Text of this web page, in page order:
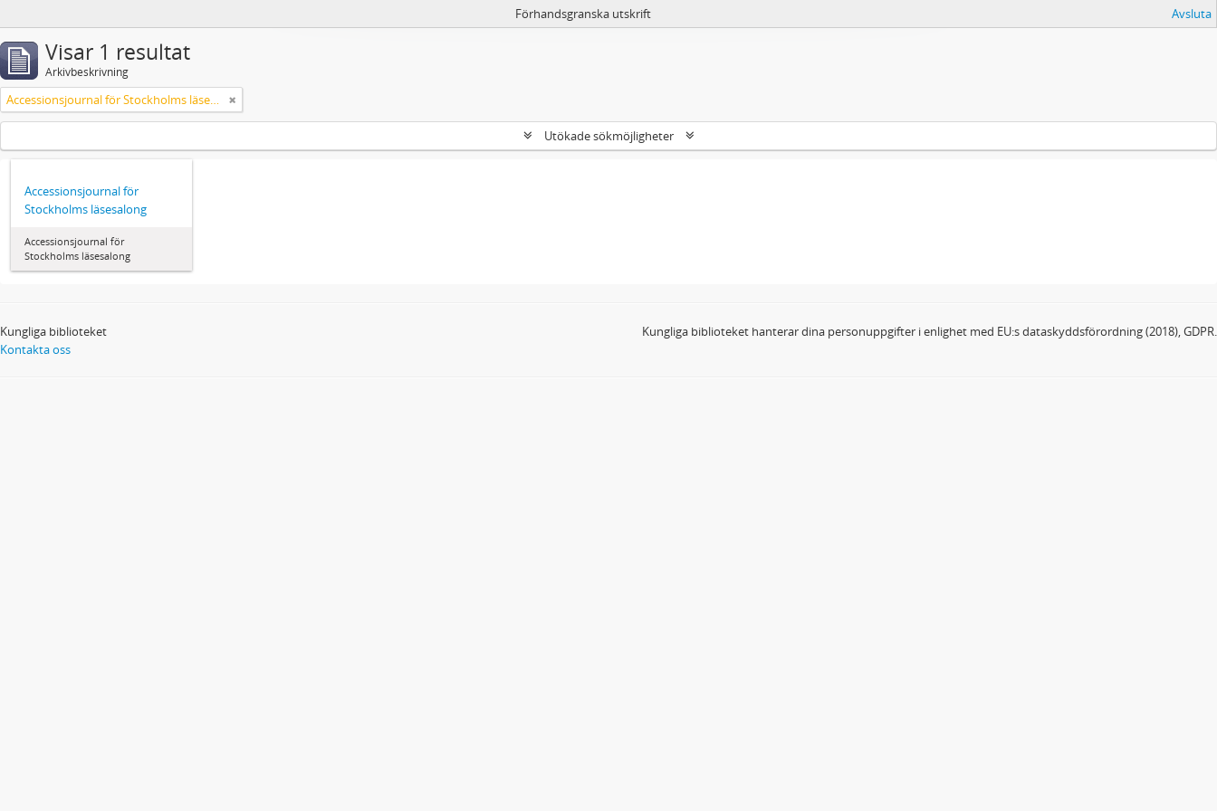
Förhandsgranska utskrift Avsluta
Visar 1 resultat
Arkivbeskrivning
Accessionsjournal för Stockholms läsesalong
Utökade sökmöjligheter
Accessionsjournal för
Stockholms läsesalong
Accessionsjournal för
Stockholms läsesalong
Kungliga biblioteket
Kontakta oss
Kungliga biblioteket hanterar dina personuppgifter i enlighet med EU:s dataskyddsförordning (2018), GDPR.